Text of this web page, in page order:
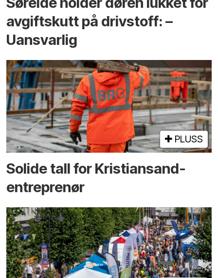
avgiftskutt på drivstoff: –
Uansvarlig
PLUSS
Solide tall for Kristiansand-
entreprenør